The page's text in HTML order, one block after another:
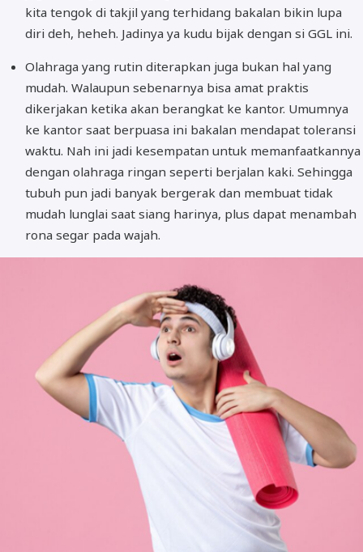
kita tengok di takjil yang terhidang bakalan bikin lupa
diri deh, heheh. Jadinya ya kudu bijak dengan si GGL ini.
Olahraga yang rutin diterapkan juga bukan hal yang
mudah. Walaupun sebenarnya bisa amat praktis
dikerjakan ketika akan berangkat ke kantor. Umumnya
ke kantor saat berpuasa ini bakalan mendapat toleransi
waktu. Nah ini jadi kesempatan untuk memanfaatkannya
dengan olahraga ringan seperti berjalan kaki. Sehingga
tubuh pun jadi banyak bergerak dan membuat tidak
mudah lunglai saat siang harinya, plus dapat menambah
rona segar pada wajah.